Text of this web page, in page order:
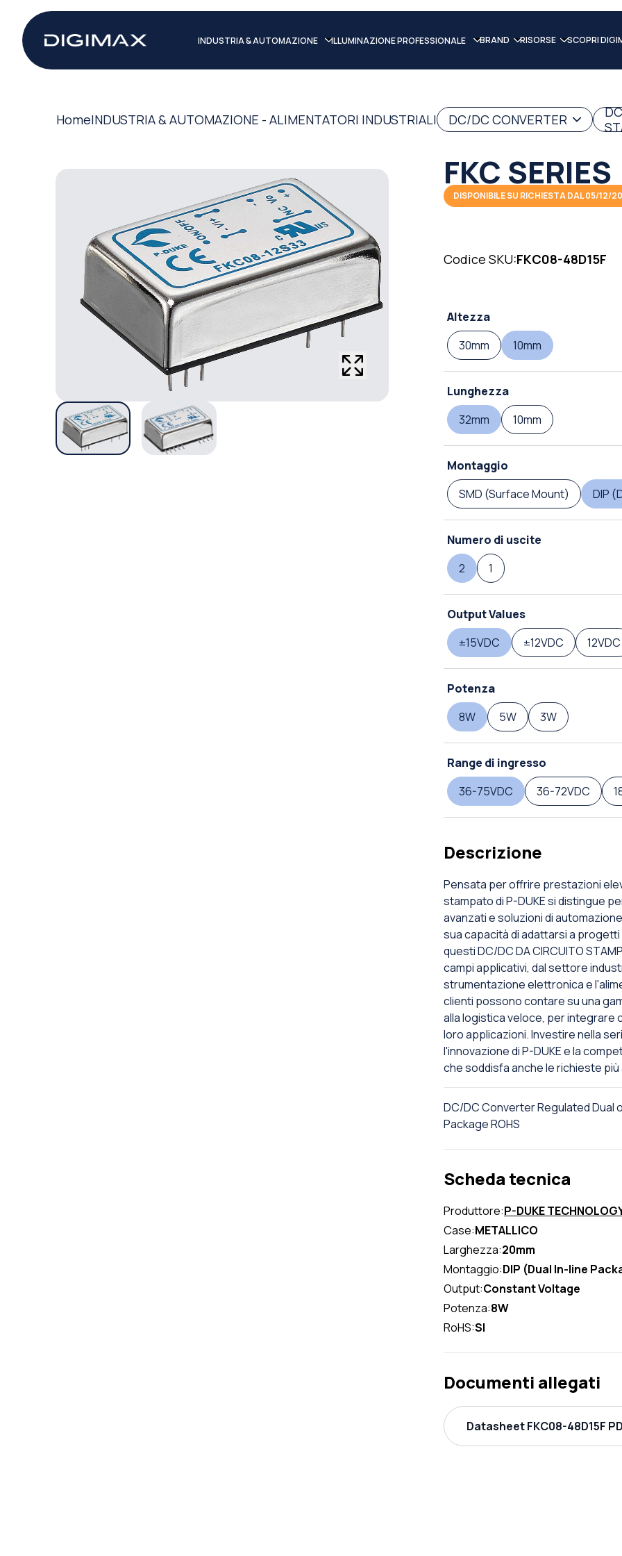
INDUSTRIA & AUTOMAZIONE ILLUMINAZIONE PROFESSIONALE BRAND RISORSE SCOPRI
HomeINDUSTRIA & AUTOMAZIONE - ALIMENTATORI INDUSTRIALI DC/DC CONVERTER
FKC SERIES
DISPONIBILE SU RICHIESTA DAL 05/12/
Codice SKU:FKC08-48D15F
Altezza
30mm
10mm
Lunghezza
32mm
10mm
Montaggio
SMD (Surface Mount)
DIP
Numero di uscite
2
1
Output Values
±15VDC
±12VDC 12VDC
Potenza
8W
5W 3W
Range di ingresso
36-75VDC
36-72VDC
Descrizione
Pensata per offrire prestazioni
stampato di P-DUKE si distingue
avanzati e soluzioni di
sua capacità di adattarsi a
questi DC/DC DA CIRCUITO
campi applicativi, dal settore
strumentazione elettronica e
clienti possono contare su una
alla logistica veloce, per integrare
loro applicazioni. Investire nella
l'innovazione di P-DUKE e la
che soddisfa anche le richieste
DC/DC Converter Regulated Dual
Package ROHS
Scheda tecnica
Produttore:P-DUKE
Case:METALLICO
Larghezza:20mm
Montaggio:DIP (Dual In-line
Output:Constant Voltage
Potenza:8W
RoHS:SI
Documenti allegati
Datasheet FKC08-48D15F